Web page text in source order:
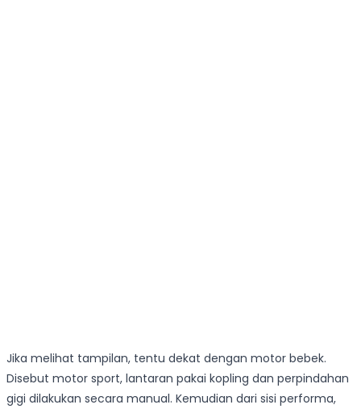
Jika melihat tampilan, tentu dekat dengan motor bebek.
Disebut motor sport, lantaran pakai kopling dan perpindahan
gigi dilakukan secara manual. Kemudian dari sisi performa,